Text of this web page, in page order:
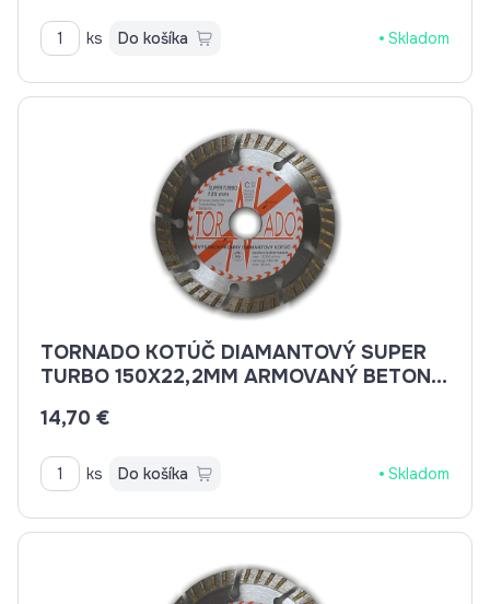
ks Do košíka Skladom
TORNADO KOTÚČ DIAMANTOVÝ SUPER
TURBO 150X22,2MM ARMOVANÝ BETON,
14,70 €
ks Do košíka Skladom